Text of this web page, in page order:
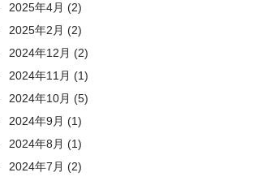
2025年4月 (2)
2025年2月 (2)
2024年12月 (2)
2024年11月 (1)
2024年10月 (5)
2024年9月 (1)
2024年8月 (1)
2024年7月 (2)